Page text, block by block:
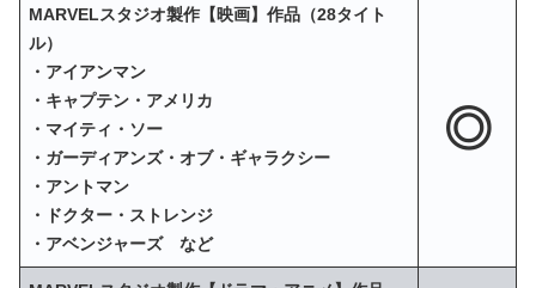
MARVELスタジオ製作【映画】作品（28タイト
ル）
・アイアンマン
・キャプテン・アメリカ
・マイティ・ソー
・ガーディアンズ・オブ・ギャラクシー
・アントマン
・ドクター・ストレンジ
・アベンジャーズ など
◎